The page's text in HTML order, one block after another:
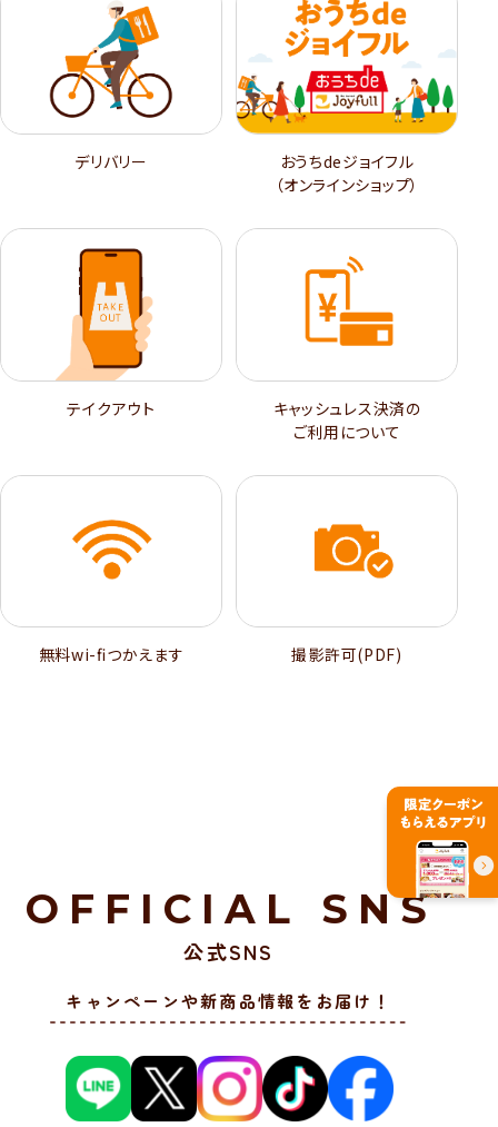
デリバリー
おうちdeジョイフル
（オンラインショップ）
テイクアウト
キャッシュレス決済の
ご利用について
無料wi-ﬁつかえます 撮影許可(PDF)
OFFICIAL SNS
公式SNS
キャンペーンや新商品情報をお届け！